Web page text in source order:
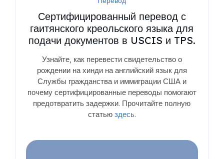
Сертифицированный перевод с
гаитянского креольского языка для
подачи документов в USCIS и TPS.
Узнайте, как перевести свидетельство о
рождении на хинди на английский язык для
Службы гражданства и иммиграции США и
почему сертифицированные переводы помогают
предотвратить задержки. Прочитайте полную
статью здесь.